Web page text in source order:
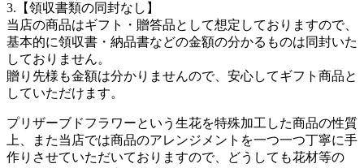
3.【領収書類の同封なし】
当店の商品はギフト・贈答品として想定しておりますので、
基本的に領収書・納品書などの金額の分かるものは同封いた
しておりません。
贈り先様も金額は分かりませんので、安心してギフト商品と
していただけます。
プリザーブドフラワーという生花を特殊加工した商品の性質
上、また当店では商品のアレンジメントを一つ一つ丁寧に手
作りさせていただいておりますので、どうしても花材等の